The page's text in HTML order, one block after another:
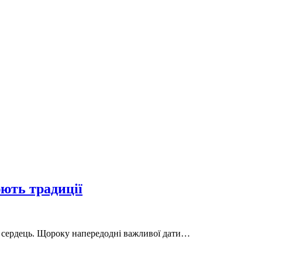
традиції
Щороку напередодні важливої дати…